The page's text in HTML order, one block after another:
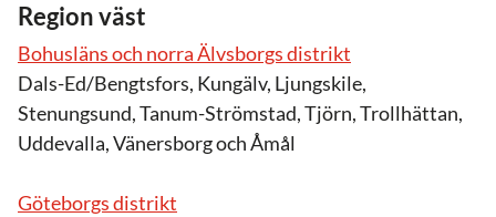
Region väst
Bohusläns och norra Älvsborgs distrikt
Dals-Ed/Bengtsfors, Kungälv, Ljungskile,
Stenungsund, Tanum-Strömstad, Tjörn, Trollhättan,
Uddevalla, Vänersborg och Åmål
Göteborgs distrikt